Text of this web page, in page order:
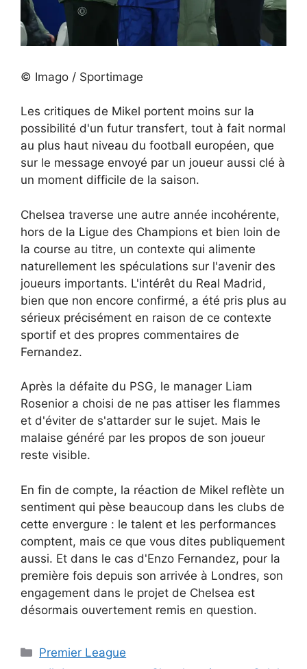
© Imago / Sportimage
Les critiques de Mikel portent moins sur la
possibilité d'un futur transfert, tout à fait normal
au plus haut niveau du football européen, que
sur le message envoyé par un joueur aussi clé à
un moment difficile de la saison.
Chelsea traverse une autre année incohérente,
hors de la Ligue des Champions et bien loin de
la course au titre, un contexte qui alimente
naturellement les spéculations sur l'avenir des
joueurs importants. L'intérêt du Real Madrid,
bien que non encore confirmé, a été pris plus au
sérieux précisément en raison de ce contexte
sportif et des propres commentaires de
Fernandez.
Après la défaite du PSG, le manager Liam
Rosenior a choisi de ne pas attiser les flammes
et d'éviter de s'attarder sur le sujet. Mais le
malaise généré par les propos de son joueur
reste visible.
En fin de compte, la réaction de Mikel reflète un
sentiment qui pèse beaucoup dans les clubs de
cette envergure : le talent et les performances
comptent, mais ce que vous dites publiquement
aussi. Et dans le cas d'Enzo Fernandez, pour la
première fois depuis son arrivée à Londres, son
engagement dans le projet de Chelsea est
désormais ouvertement remis en question.
Catégories
Premier League